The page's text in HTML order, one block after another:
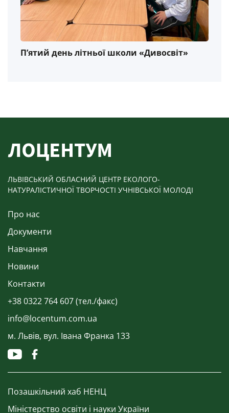
П’ятий день літньої школи «Дивосвіт»
ЛЬВІВСЬКИЙ ОБЛАСНИЙ ЦЕНТР ЕКОЛОГО-
НАТУРАЛІСТИЧНОЇ ТВОРЧОСТІ УЧНІВСЬКОЇ МОЛОДІ
Про нас
Документи
Навчання
Новини
Контакти
+38 0322 764 607 (тел./факс)
info@locentum.com.ua
м. Львів, вул. Івана Франка 133
Позашкільний хаб НЕНЦ
Міністерство освіти і науки України